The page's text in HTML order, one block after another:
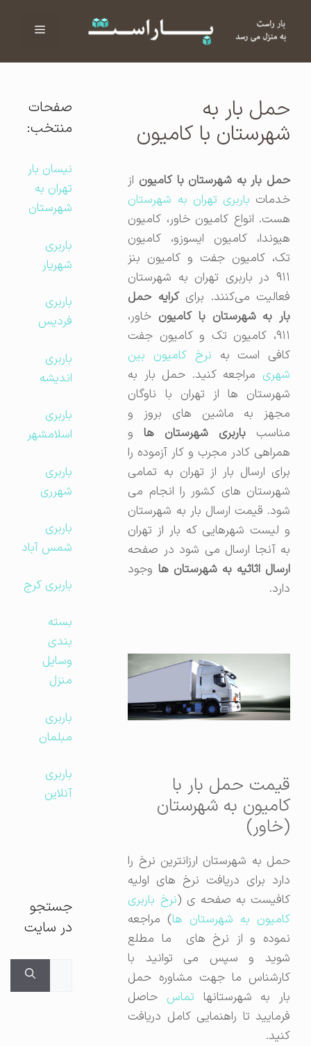
فهرست
حمل بار به
شهرستان با کامیون
حمل بار به شهرستان با کامیوناز
خدماتباربری تهران به شهرستان
هست. انواع کامیون خاور، کامیون
هیوندا، کامیون ایسوزو، کامیون
تک، کامیون جفت و کامیون بنز
۹۱۱ در باربری تهران به شهرستان
فعالیت می‌کنند. برای کرایه حمل
بار به شهرستان با کامیونخاور،
۹۱۱، کامیون تک و کامیون جفت
کافی است به نرخ کامیون بین
شهریمراجعه کنید. حمل بار به
شهرستان ها از تهران با ناوگان
مجهز به ماشین های بروز و
مناسبباربری شهرستان ها و
همراهی کادر مجرب و کار آزموده را
برای ارسال بار از تهران به تمامی
شهرستان های کشور را انجام می
شود. قیمت ارسال بار به شهرستان
و لیست شهرهایی که بار از تهران
به آنجا ارسال می شود در صفحه
ارسال اثاثیه به شهرستان هاوجود
قیمت حمل بار با
کامیون به شهرستان
(خاور)
حمل به شهرستان ارزانترین نرخ را
دارد برای دریافت نرخ های اولیه
کافیست به صفحه ی ( نرخ باربری
کامیون به شهرستان ها) مراجعه
نموده و از نرخ های ما مطلع
شوید و سپس می توانید با
کارشناس ما جهت مشاوره حمل
بار به شهرستانهاتماسحاصل
فرمایید تا راهنمایی کامل دریافت
کنید.
صفحات
منتخب:
نیسان بار
تهران به
شهرستان
باربری
شهریار
باربری
فردیس
باربری
اندیشه
باربری
اسلامشهر
باربری
شهرری
باربری
شمس آباد
باربری کرج
بسته
بندی
وسایل
منزل
باربری
مبلمان
باربری
آنلاین
جستجو
در سایت